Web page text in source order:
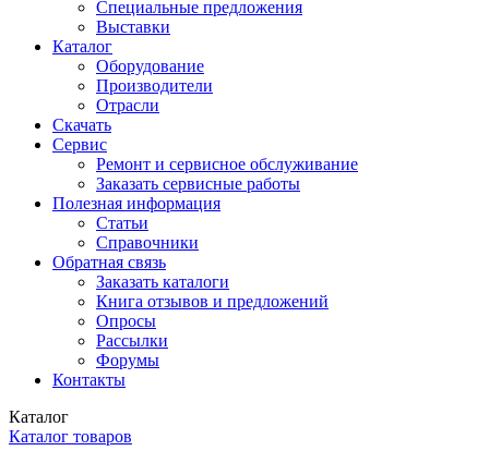
Специальные предложения
Выставки
Каталог
Оборудование
Производители
Отрасли
Скачать
Сервис
Ремонт и сервисное обслуживание
Заказать сервисные работы
Полезная информация
Статьи
Справочники
Обратная связь
Заказать каталоги
Книга отзывов и предложений
Опросы
Рассылки
Форумы
Контакты
Каталог
Каталог товаров